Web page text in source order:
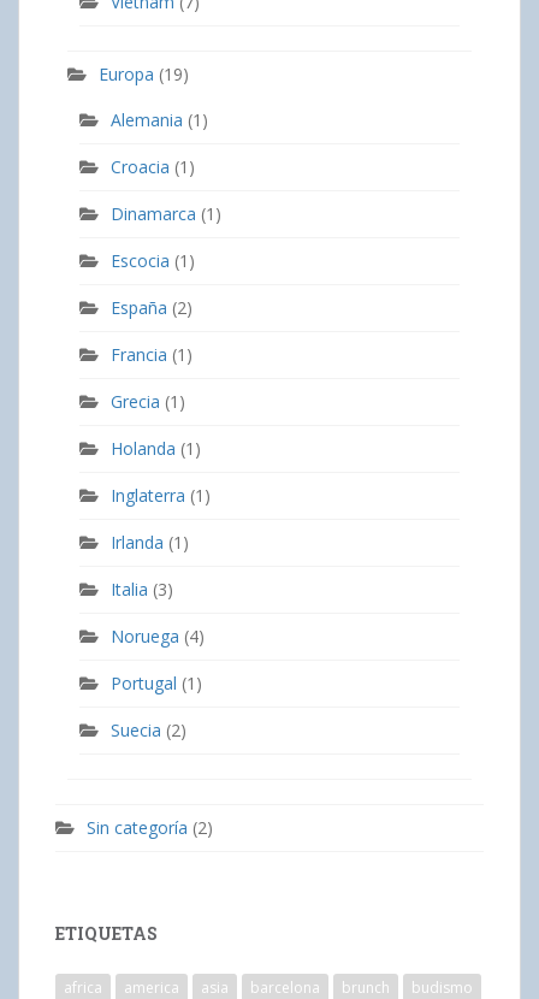
Europa (19)
Alemania (1)
Croacia (1)
Dinamarca (1)
Escocia (1)
España (2)
Francia (1)
Grecia (1)
Holanda (1)
Inglaterra (1)
Irlanda (1)
Italia (3)
Noruega (4)
Portugal (1)
Suecia (2)
Sin categoría (2)
ETIQUETAS
africa america asia barcelona brunch
budismo